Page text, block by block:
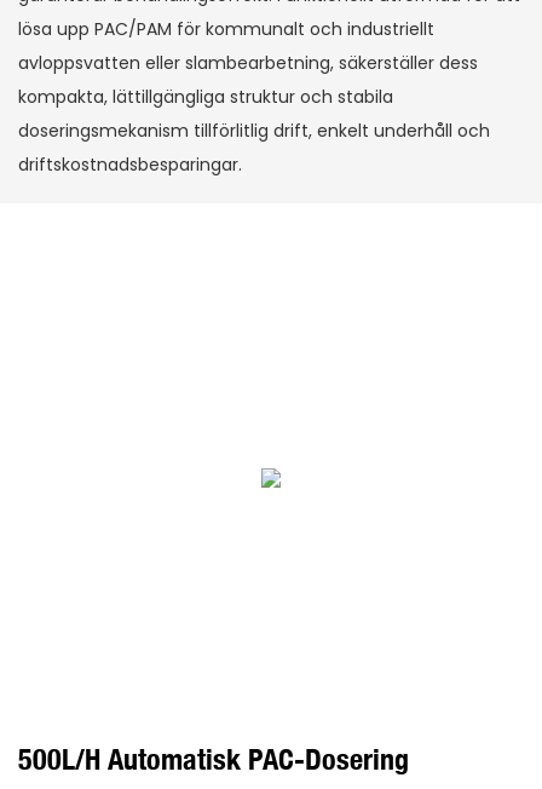
lösa upp PAC/PAM för kommunalt och industriellt
avloppsvatten eller slambearbetning, säkerställer dess
kompakta, lättillgängliga struktur och stabila
doseringsmekanism tillförlitlig drift, enkelt underhåll och
driftskostnadsbesparingar.
500L/h Automatisk PAC-Dosering